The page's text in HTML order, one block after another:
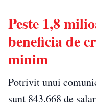
Peste 1,8
beneficia de
minim
Potrivit unui
sunt 843.668 de